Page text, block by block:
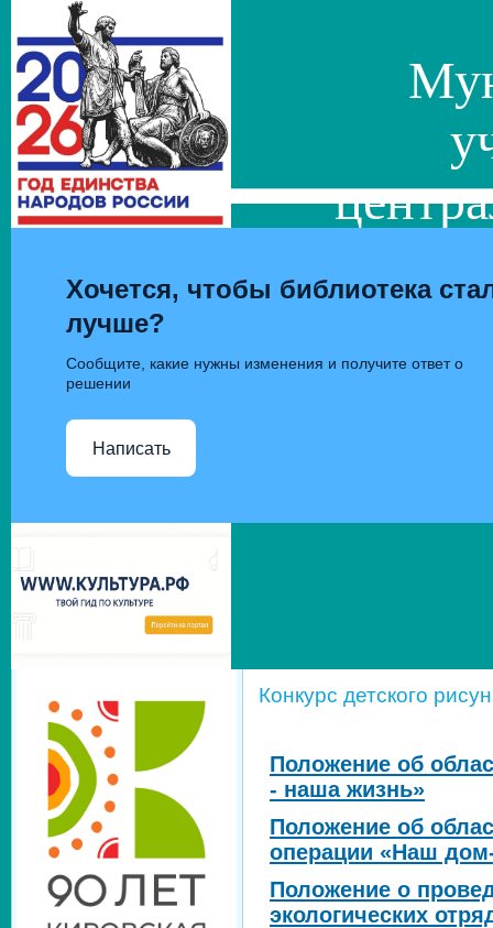
Хочется, чтобы библиотека
лучше?
Сообщите, какие нужны изменения и получите ответ о
решении
Написать
Конкурс детского
Положение об
- наша жизнь»
Положение об
операции «Наш
Положение о
экологических